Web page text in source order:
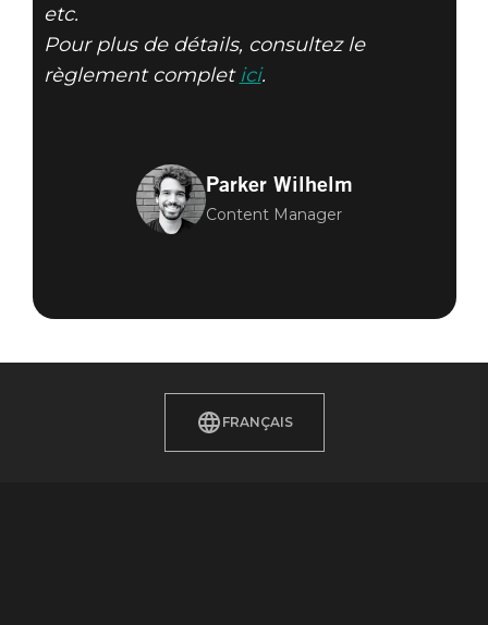
etc.
Pour plus de détails, consultez le
règlement complet ici.
Parker Wilhelm
Content Manager
FRANÇAIS